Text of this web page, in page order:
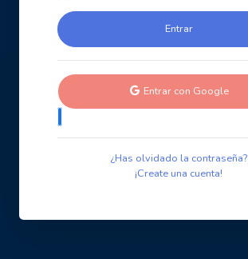
Entrar con Google
¿Has olvidado la contraseña?
¡Create una cuenta!